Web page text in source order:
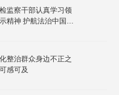
监察干部认真学习领
精神 护航法治中国建
整治群众身边不正之
感可及